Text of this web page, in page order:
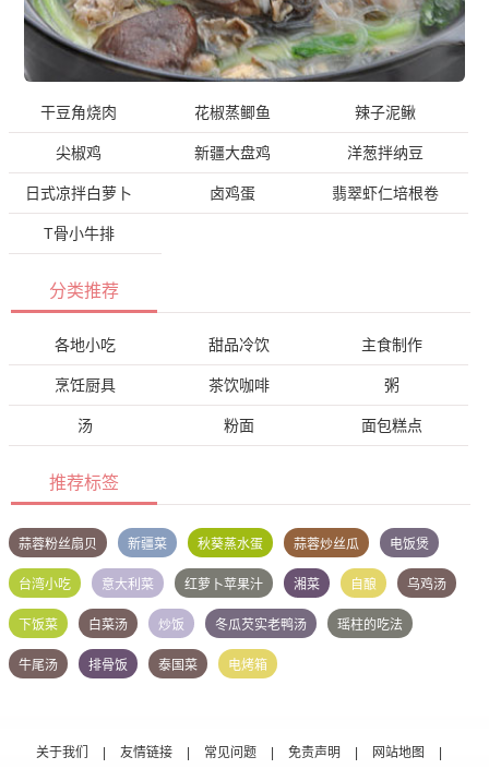
干豆角烧肉 花椒蒸鲫鱼 辣子泥鳅
尖椒鸡 新疆大盘鸡 洋葱拌纳豆
日式凉拌白萝卜 卤鸡蛋 翡翠虾仁培根卷
T骨小牛排
分类推荐
各地小吃 甜品冷饮 主食制作
烹饪厨具 茶饮咖啡 粥
汤 粉面 面包糕点
推荐标签
蒜蓉粉丝扇贝 新疆菜 秋葵蒸水蛋 蒜蓉炒丝瓜 电饭煲
台湾小吃 意大利菜 红萝卜苹果汁 湘菜 自酿 乌鸡汤
下饭菜 白菜汤 炒饭 冬瓜芡实老鸭汤 瑶柱的吃法
牛尾汤 排骨饭 泰国菜 电烤箱
关于我们 | 友情链接 | 常见问题 | 免责声明 | 网站地图 |